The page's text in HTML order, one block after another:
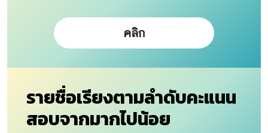
คลิก
รายชื่อเรียงตามลำดับคะแนน
สอบจากมากไปน้อย